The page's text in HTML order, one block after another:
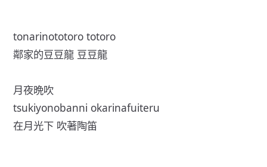
tonarinototoro totoro
鄰家的豆豆龍 豆豆龍
月夜晩吹
tsukiyonobanni okarinafuiteru
在月光下 吹著陶笛